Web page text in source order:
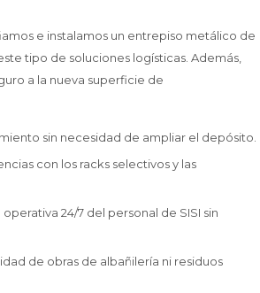
e instalamos un entrepiso metálico de
tipo de soluciones logísticas. Además,
a la nueva superficie de
sin necesidad de ampliar el depósito.
con los racks selectivos y las
24/7 del personal de SISI sin
de obras de albañilería ni residuos